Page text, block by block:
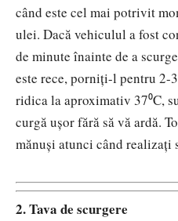
când este cel mai potrivit
ulei. Dacă vehiculul a fost
de minute înainte de a
este rece, porniți-l pentru 2-
ridica la aproximativ 37⁰C,
curgă ușor fără să vă ardă.
mănuși atunci când realizați
2. Tava de scurgere